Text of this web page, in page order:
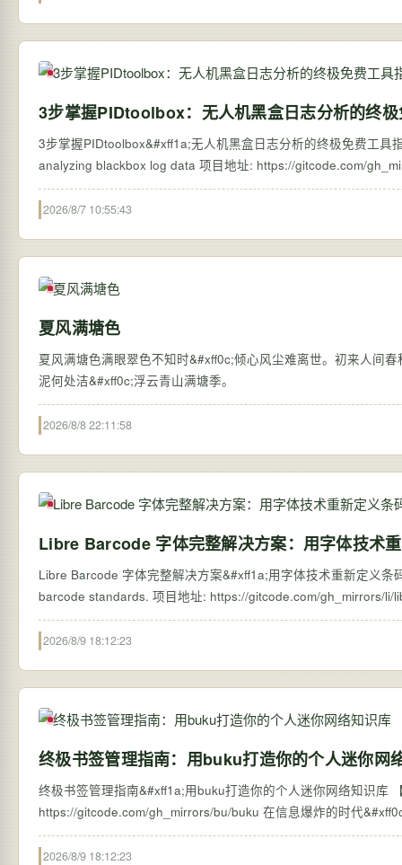
3步掌握PIDtoolbox：无人机黑盒日志分析的终
3步掌握PIDtoolbox&#xff1a;无人机黑盒日志分析的终极免费工
2026/8/7 10:55:43
夏风满塘色
夏风满塘色满眼翠色不知时&#xff0c;倾心风尘难离世。初来人间
泥何处洁&#xff0c;浮云青山满塘季。
2026/8/8 22:11:58
Libre Barcode 字体完整解决方案：用字体技术
Libre Barcode 字体完整解决方案&#xff1a;用字体技术重新定义
2026/8/9 18:12:23
终极书签管理指南：用buku打造你的个人迷你网
终极书签管理指南&#xff1a;用buku打造你的个人迷你网络知识库 【
https://gitcode.com/gh_mirrors/bu/
2026/8/9 18:12:23